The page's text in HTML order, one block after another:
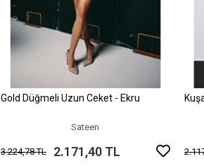
Sepete Ekle
Gold Düğmeli Uzun Ceket - Ekru
Sateen
3.224,78 TL 2.171,40 TL